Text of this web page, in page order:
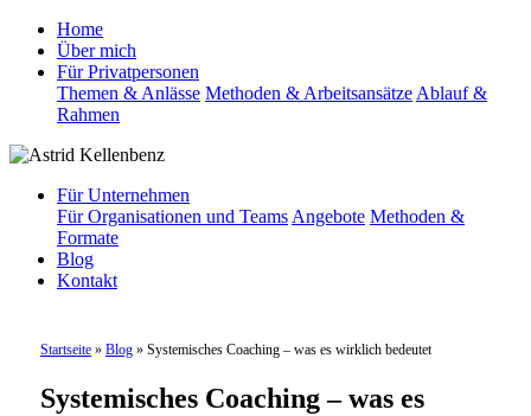
Home
Über mich
Für Privatpersonen
Themen & Anlässe Methoden & Arbeitsansätze Ablauf &
Rahmen
Für Unternehmen
Für Organisationen und Teams Angebote Methoden &
Formate
Blog
Kontakt
Startseite» Blog» Systemisches Coaching – was es wirklich bedeutet
Systemisches Coaching – was es